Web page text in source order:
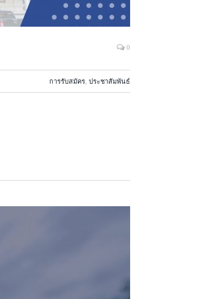
0
การรับสมัคร ประชาสัมพันธ์